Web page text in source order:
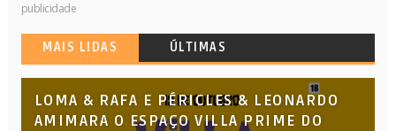
publicidade
MAIS LIDAS ÚLTIMAS
LOMA & RAFA E PÉRICLES & LEONARDO
AMIMARA O ESPAÇO VILLA PRIME DO